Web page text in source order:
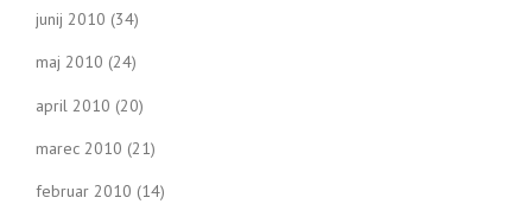
junij 2010 (34)
maj 2010 (24)
april 2010 (20)
marec 2010 (21)
februar 2010 (14)